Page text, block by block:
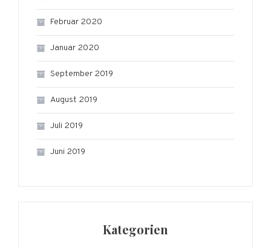
Februar 2020
Januar 2020
September 2019
August 2019
Juli 2019
Juni 2019
Kategorien